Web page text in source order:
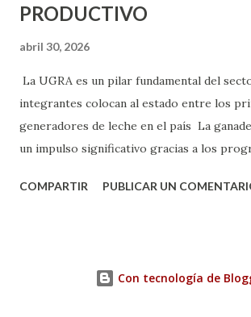
PRODUCTIVO
abril 30, 2026
La UGRA es un pilar fundamental del
integrantes colocan al estado entre los
generadores de leche en el país La
un impulso significativo gracias a los
muestra de su respaldo firme y decidido al
compromiso de trabajar de la mano con
COMPARTIR PUBLICAR UN
Con tecnología de